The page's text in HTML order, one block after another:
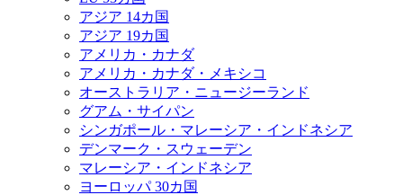
アジア 14カ国
アジア 19カ国
アメリカ・カナダ
アメリカ・カナダ・メキシコ
オーストラリア・ニュージーランド
グアム・サイパン
シンガポール・マレーシア・インドネシア
デンマーク・スウェーデン
マレーシア・インドネシア
ヨーロッパ 30カ国